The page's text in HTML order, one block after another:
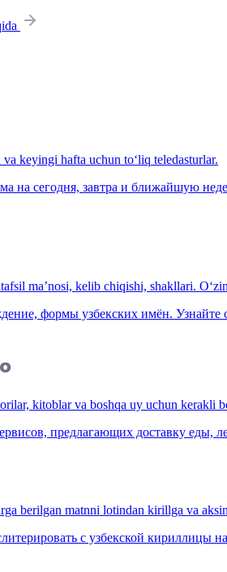
keyingi hafta uchun to‘liq teledasturlar.
на сегодня, завтра и ближайшую
ma’nosi, kelib chiqishi, shakllari.
формы узбекских имён. Узнайте
kitoblar va boshqa uy uchun kerakli
предлагающих доставку еды,
berilgan matnni lotindan kirillga va
с узбекской кириллицы